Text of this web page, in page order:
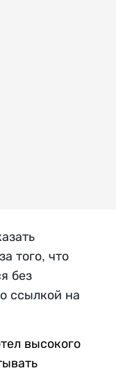
того, что
без
ссылкой на
высокого